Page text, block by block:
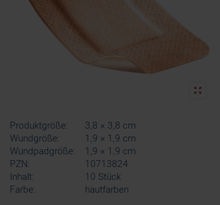
Produktgröße:
3,8 × 3,8 cm
Wundgröße:
1,9 × 1,9 cm
Wundpadgröße:
1,9 × 1,9 cm
PZN:
10713824
Inhalt:
10 Stück
Farbe:
hautfarben